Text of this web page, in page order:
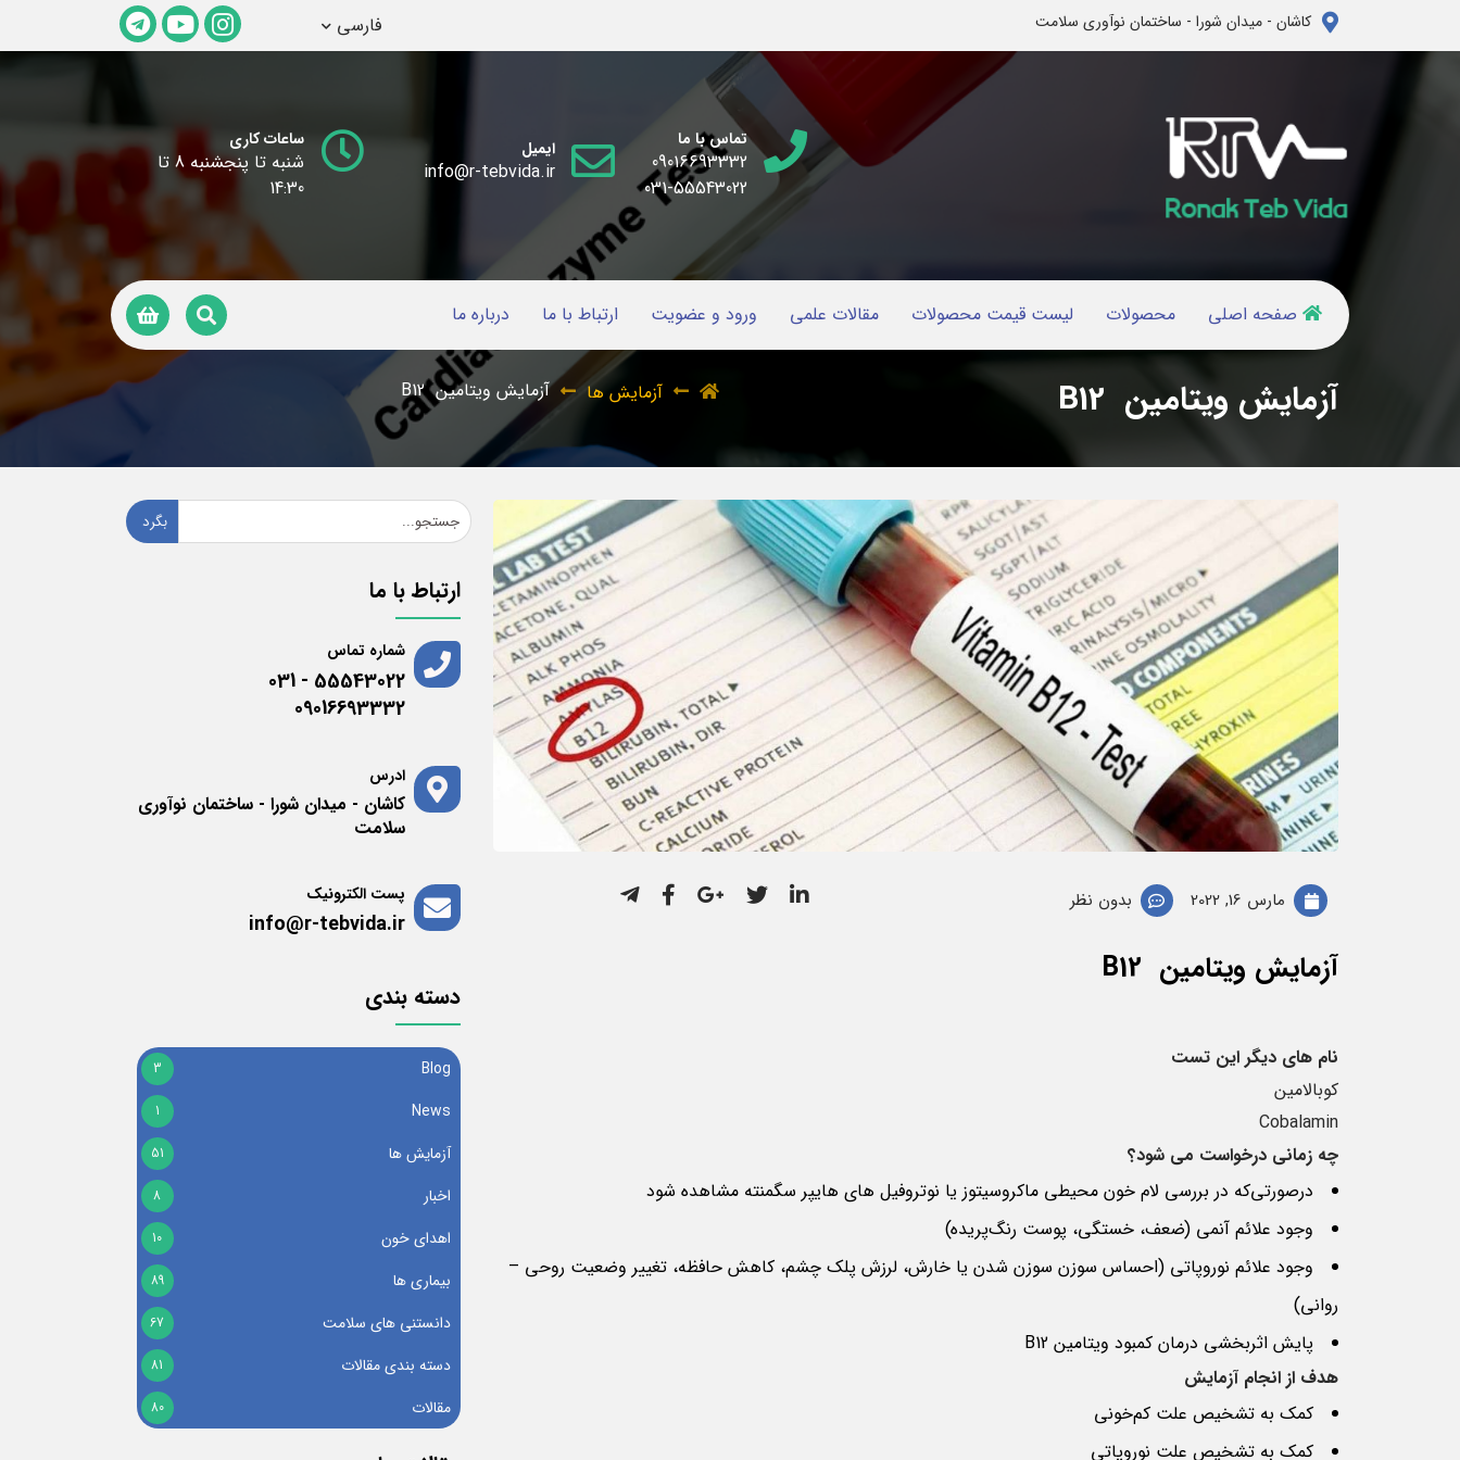
کاشان - میدان شورا - ساختمان نوآوری سلامت فارسی
تماس با ما
09016693332
031-55543022
ایمیل
info@r-tebvida.ir
ساعات کاری
شنبه تا پنجشنبه 8 تا
14:30
صفحه اصلی محصولات لیست قیمت محصولات مقالات علمی ورود و عضویت ارتباط با ما درباره ما
آزمایش ویتامین B12 آزمایش ها آزمایش ویتامین B12
مارس 16, 2022 بدون نظر
آزمایش ویتامین B12
نام های دیگر این تست
کوبالامین
Cobalamin
چه زمانی درخواست می شود؟
درصورتی‌که در بررسی لام خون محیطی ماکروسیتوز یا نوتروفیل های هایپر سگمنته مشاهده شود
وجود علائم آنمی (ضعف، خستگی، پوست رنگ‌پریده)
وجود علائم نوروپاتی (احساس سوزن سوزن شدن یا خارش، لرزش پلک چشم، کاهش حافظه، تغییر وضعیت روحی –
روانی)
پایش اثربخشی درمان کمبود ویتامین B12
هدف از انجام آزمایش
کمک به تشخیص علت کم‌خونی
کمک به تشخیص علت نوروپاتی
بگرد
ارتباط با ما
شماره تماس
55543022 - 031
09016693332
ادرس
کاشان - میدان شورا - ساختمان نوآوری
سلامت
پست الکترونیک
info@r-tebvida.ir
دسته بندی
Blog
3
News
1
آزمایش ها 51
اخبار 8
اهدای خون 10
بیماری ها 89
دانستنی های سلامت 67
دسته بندی مقالات 81
مقالات 80